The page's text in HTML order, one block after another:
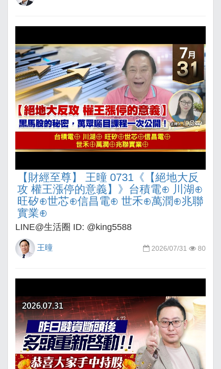
【財經至尊】 王曈 0731《【絕地大反
攻 權王漲停的意義】》台積電⊕ 川湖⊕
旺矽⊕世芯⊕信昌電⊕ 世禾⊕萬潤⊕兆聯
實業⊕
LINE@生活圈 ID: @king5588
王曈 2026/07/31 80